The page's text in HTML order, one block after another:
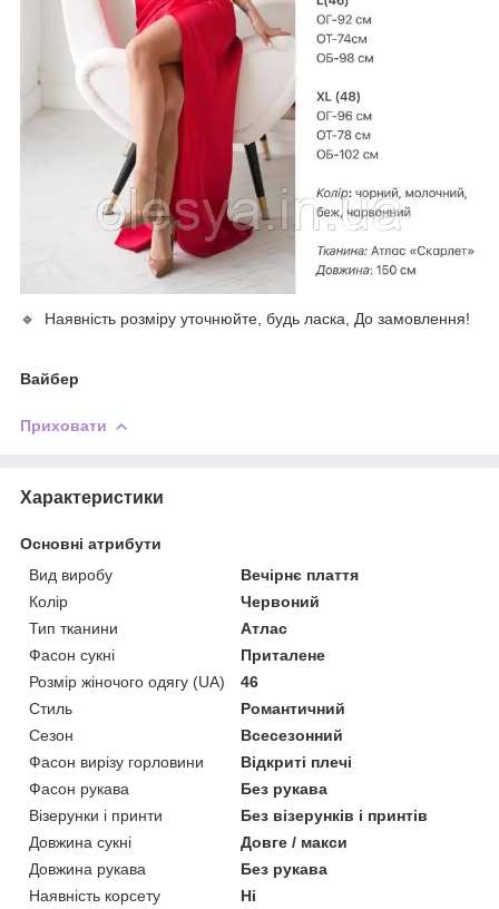
🔹 Наявність розміру уточнюйте, будь ласка, До замовлення!
Вайбер
Приховати
Характеристики
Основні атрибути
Вид виробу
Вечірнє плаття
Колір
Червоний
Тип тканини
Атлас
Фасон сукні
Приталене
Розмір жіночого одягу (UA)
46
Стиль
Романтичний
Сезон
Всесезонний
Фасон вирізу горловини
Відкриті плечі
Фасон рукава
Без рукава
Візерунки і принти
Без візерунків і принтів
Довжина сукні
Довге / макси
Довжина рукава
Без рукава
Наявність корсету
Ні